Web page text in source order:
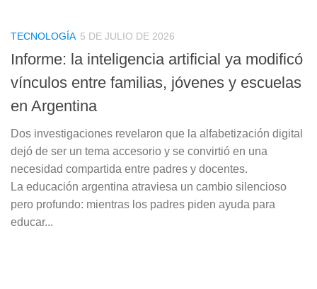
TECNOLOGÍA 5 DE JULIO DE 2026
Informe: la inteligencia artificial ya modificó
vínculos entre familias, jóvenes y escuelas
en Argentina
Dos investigaciones revelaron que la alfabetización digital
dejó de ser un tema accesorio y se convirtió en una
necesidad compartida entre padres y docentes.
La educación argentina atraviesa un cambio silencioso
pero profundo: mientras los padres piden ayuda para
educar...